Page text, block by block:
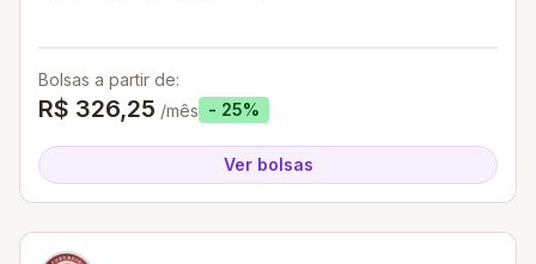
Bolsas a partir de:
R$ 326,25 /mês - 25%
Ver bolsas